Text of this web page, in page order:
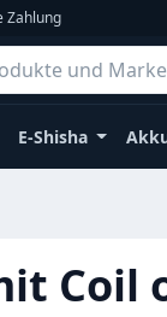
Zahlung
E-Shisha
Coil